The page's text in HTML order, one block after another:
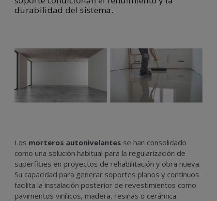
durabilidad del sistema.
Los morteros autonivelantes se han consolidado
como una solución habitual para la regularización de
superficies en proyectos de rehabilitación y obra nueva.
Su capacidad para generar soportes planos y continuos
facilita la instalación posterior de revestimientos como
pavimentos vinílicos, madera, resinas o cerámica.